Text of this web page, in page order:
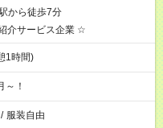
から徒歩7分
介サービス企業 ☆
1時間)
！
/ 服装自由